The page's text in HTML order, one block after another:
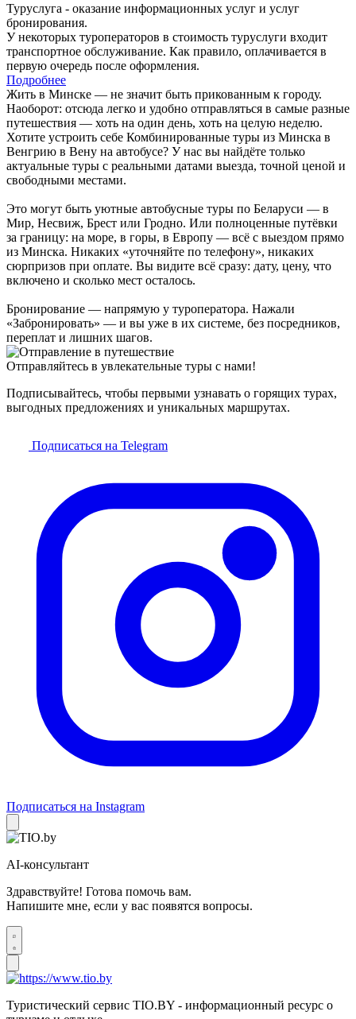
Туруслуга - оказание информационных услуг и услуг
бронирования.
У некоторых туроператоров в стоимость туруслуги входит
транспортное обслуживание. Как правило, оплачивается в
первую очередь после оформления.
Подробнее
Жить в Минске — не значит быть прикованным к городу.
Наоборот: отсюда легко и удобно отправляться в самые разные
путешествия — хоть на один день, хоть на целую неделю.
Хотите устроить себе Комбинированные туры из Минска в
Венгрию в Вену на автобусе? У нас вы найдёте только
актуальные туры с реальными датами выезда, точной ценой и
свободными местами.
Это могут быть уютные автобусные туры по Беларуси — в
Мир, Несвиж, Брест или Гродно. Или полноценные путёвки
за границу: на море, в горы, в Европу — всё с выездом прямо
из Минска. Никаких «уточняйте по телефону», никаких
сюрпризов при оплате. Вы видите всё сразу: дату, цену, что
включено и сколько мест осталось.
Бронирование — напрямую у туроператора. Нажали
«Забронировать» — и вы уже в их системе, без посредников,
переплат и лишних шагов.
Отправляйтесь в увлекательные туры с нами!
Подписывайтесь, чтобы первыми узнавать о горящих турах,
выгодных предложениях и уникальных маршрутах.
Подписаться на Telegram
Подписаться на Instagram
AI-консультант
Здравствуйте! Готова помочь вам.
Напишите мне, если у вас появятся вопросы.
Туристический сервис TIO.BY - информационный ресурс о